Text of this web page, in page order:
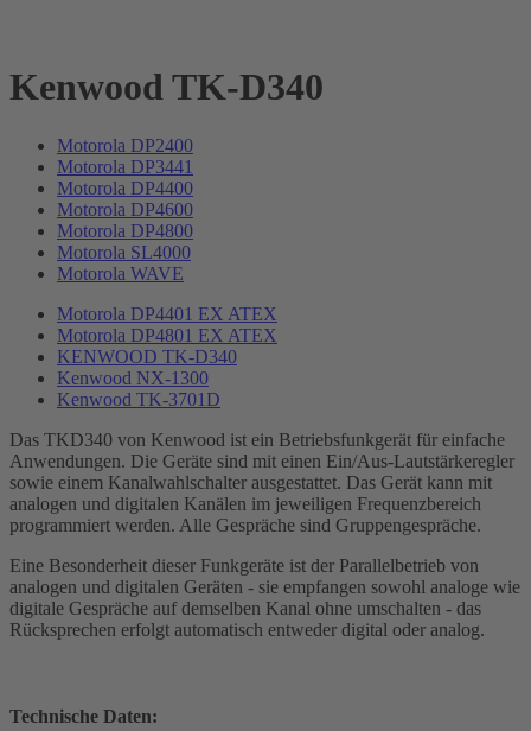
Kenwood TK-D340
Motorola DP2400
Motorola DP3441
Motorola DP4400
Motorola DP4600
Motorola DP4800
Motorola SL4000
Motorola WAVE
Motorola DP4401 EX ATEX
Motorola DP4801 EX ATEX
KENWOOD TK-D340
Kenwood NX-1300
Kenwood TK-3701D
Das TKD340 von Kenwood ist ein Betriebsfunkgerät für einfache
Anwendungen. Die Geräte sind mit einen Ein/Aus-Lautstärkeregler
sowie einem Kanalwahlschalter ausgestattet. Das Gerät kann mit
analogen und digitalen Kanälen im jeweiligen Frequenzbereich
programmiert werden. Alle Gespräche sind Gruppengespräche.
Eine Besonderheit dieser Funkgeräte ist der Parallelbetrieb von
analogen und digitalen Geräten - sie empfangen sowohl analoge wie
digitale Gespräche auf demselben Kanal ohne umschalten - das
Rücksprechen erfolgt automatisch entweder digital oder analog.
Technische Daten: